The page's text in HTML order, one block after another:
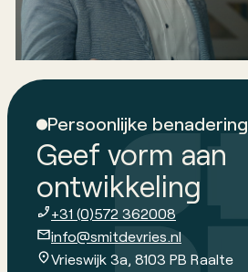
Persoonlijke benadering
Geef vorm aan
ontwikkeling
+31 (0)572 362008
info@smitdevries.nl
Vrieswijk 3a, 8103 PB Raalte